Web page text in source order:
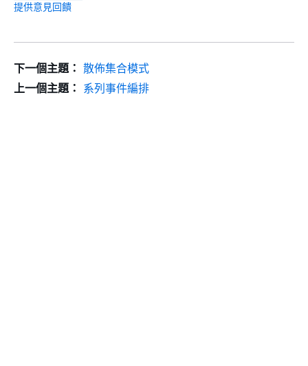
提供意見回饋
下一個主題： 散佈集合模式
上一個主題： 系列事件編排